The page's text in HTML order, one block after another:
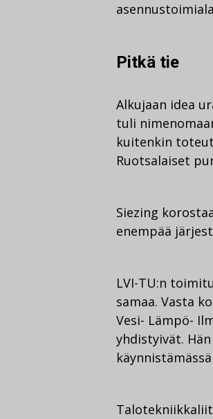
Pitkä tie
Alkujaan idea
tuli
kuitenkin
Ruotsalaiset
Siezing
enempää
LVI-TU:n
samaa. Vasta
Vesi- Lämpö-
yhdistyivät.
käynnistämässä